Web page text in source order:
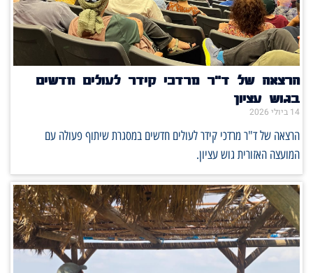
הרצאה של ד"ר מרדכי קידר לעולים חדשים
בגוש עציון
14 ביולי 2026
הרצאה של ד"ר מרדכי קידר לעולים חדשים במסגרת שיתוף פעולה עם
המועצה האזורית גוש עציון.